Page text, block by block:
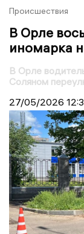
Происшествия
В Орле
иномарка
В Орле
Соляном
27/05/2026